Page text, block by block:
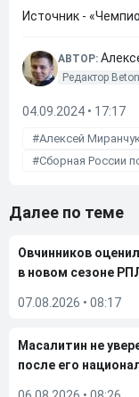
Источник -
АВТОР:
Редактор
04.09.2024 • 17:17
Алексей
Сборная России
Далее по теме
Овчинников
в новом сезоне
07.08.2026 • 08:17
Масалитин не
после его